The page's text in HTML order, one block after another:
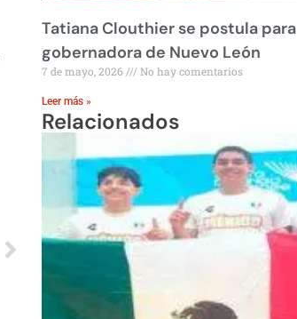
Tatiana Clouthier se postula para
gobernadora de Nuevo León
7 de mayo, 2026 No hay comentarios
Leer más »
Relacionados